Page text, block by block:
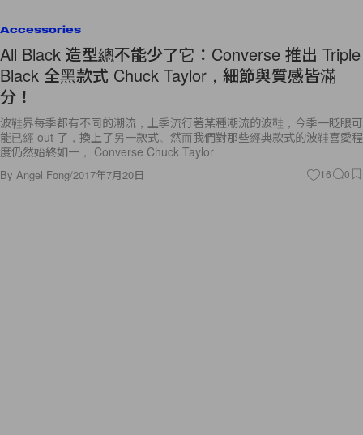
Accessories
All Black 造型總不能少了它：Converse 推出 Triple
Black 全黑款式 Chuck Taylor，細節與質感皆滿
分！
波鞋界每季都有不同的潮流，上季流行著某種潮流的波鞋，今季一眨眼可
能已經 out 了，換上了另一款式。然而我們對那些經典款式的波鞋喜愛程
度仍然始終如一， Converse Chuck Taylor
By Angel Fong/2017年7月20日 16 0